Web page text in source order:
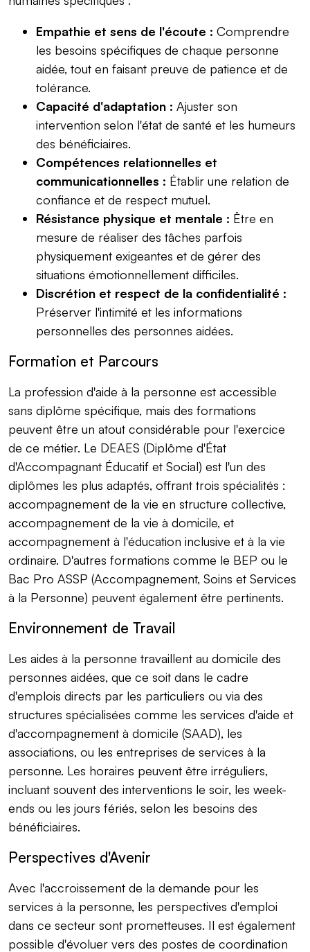
Empathie et sens de l'écoute : Comprendre
les besoins spécifiques de chaque personne
aidée, tout en faisant preuve de patience et de
tolérance.
Capacité d'adaptation : Ajuster son
intervention selon l'état de santé et les humeurs
des bénéficiaires.
Compétences relationnelles et
communicationnelles : Établir une relation de
confiance et de respect mutuel.
Résistance physique et mentale : Être en
mesure de réaliser des tâches parfois
physiquement exigeantes et de gérer des
situations émotionnellement difficiles.
Discrétion et respect de la confidentialité :
Préserver l'intimité et les informations
personnelles des personnes aidées.
Formation et Parcours
La profession d'aide à la personne est accessible
sans diplôme spécifique, mais des formations
peuvent être un atout considérable pour l'exercice
de ce métier. Le DEAES (Diplôme d'État
d'Accompagnant Éducatif et Social) est l'un des
diplômes les plus adaptés, offrant trois spécialités :
accompagnement de la vie en structure collective,
accompagnement de la vie à domicile, et
accompagnement à l'éducation inclusive et à la vie
ordinaire. D'autres formations comme le BEP ou le
Bac Pro ASSP (Accompagnement, Soins et Services
à la Personne) peuvent également être pertinents.
Environnement de Travail
Les aides à la personne travaillent au domicile des
personnes aidées, que ce soit dans le cadre
d'emplois directs par les particuliers ou via des
structures spécialisées comme les services d'aide et
d'accompagnement à domicile (SAAD), les
associations, ou les entreprises de services à la
personne. Les horaires peuvent être irréguliers,
incluant souvent des interventions le soir, les week-
ends ou les jours fériés, selon les besoins des
bénéficiaires.
Perspectives d'Avenir
Avec l'accroissement de la demande pour les
services à la personne, les perspectives d'emploi
dans ce secteur sont prometteuses. Il est également
possible d'évoluer vers des postes de coordination